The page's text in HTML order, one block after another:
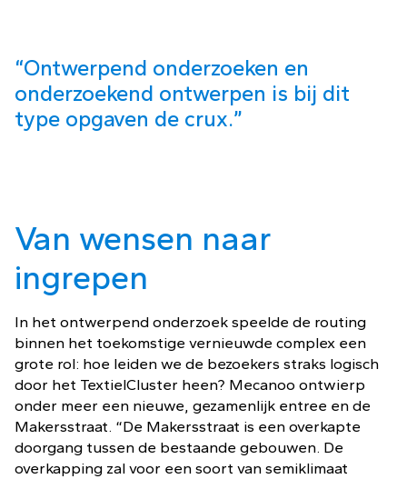
“Ontwerpend onderzoeken en
onderzoekend ontwerpen is bij dit
type opgaven de crux.”
Van wensen naar
ingrepen
In het ontwerpend onderzoek speelde de routing
binnen het toekomstige vernieuwde complex een
grote rol: hoe leiden we de bezoekers straks logisch
door het TextielCluster heen? Mecanoo ontwierp
onder meer een nieuwe, gezamenlijk entree en de
Makersstraat. “De Makersstraat is een overkapte
doorgang tussen de bestaande gebouwen. De
overkapping zal voor een soort van semiklimaat